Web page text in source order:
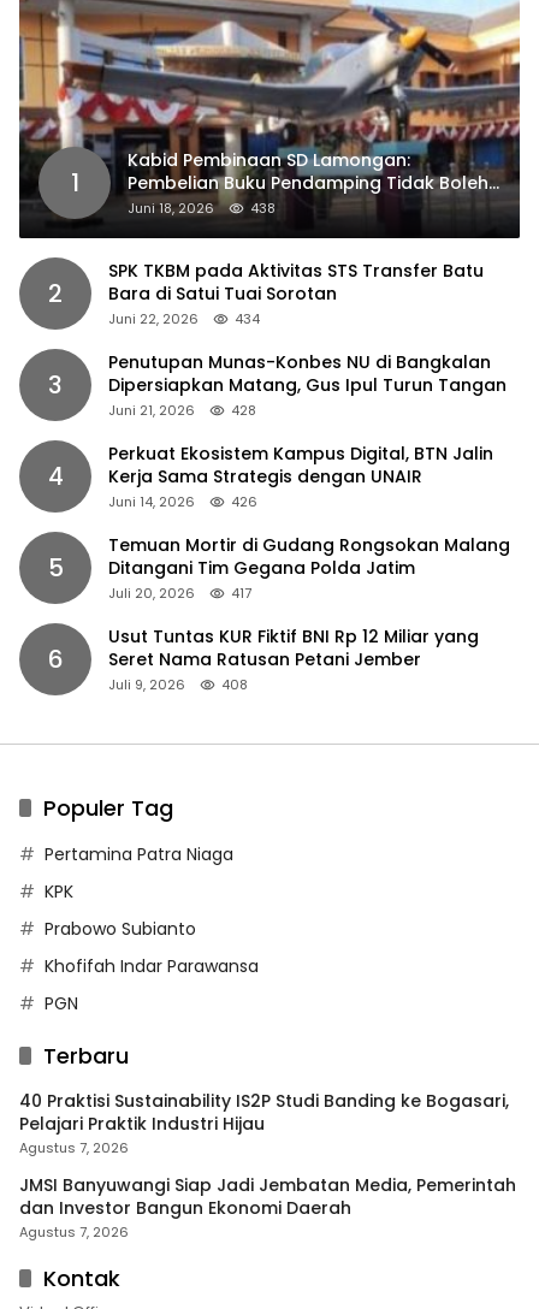
1
Kabid Pembinaan SD Lamongan:
Pembelian Buku Pendamping Tidak Boleh
Dipaksakan
Juni 18, 2026 438
2
SPK TKBM pada Aktivitas STS Transfer Batu
Bara di Satui Tuai Sorotan
Juni 22, 2026 434
3
Penutupan Munas-Konbes NU di Bangkalan
Dipersiapkan Matang, Gus Ipul Turun Tangan
Juni 21, 2026 428
4
Perkuat Ekosistem Kampus Digital, BTN Jalin
Kerja Sama Strategis dengan UNAIR
Juni 14, 2026 426
5
Temuan Mortir di Gudang Rongsokan Malang
Ditangani Tim Gegana Polda Jatim
Juli 20, 2026 417
6
Usut Tuntas KUR Fiktif BNI Rp 12 Miliar yang
Seret Nama Ratusan Petani Jember
Juli 9, 2026 408
Populer Tag
Pertamina Patra Niaga
KPK
Prabowo Subianto
Khofifah Indar Parawansa
PGN
Terbaru
40 Praktisi Sustainability IS2P Studi Banding ke Bogasari,
Pelajari Praktik Industri Hijau
Agustus 7, 2026
JMSI Banyuwangi Siap Jadi Jembatan Media, Pemerintah
dan Investor Bangun Ekonomi Daerah
Agustus 7, 2026
Kontak